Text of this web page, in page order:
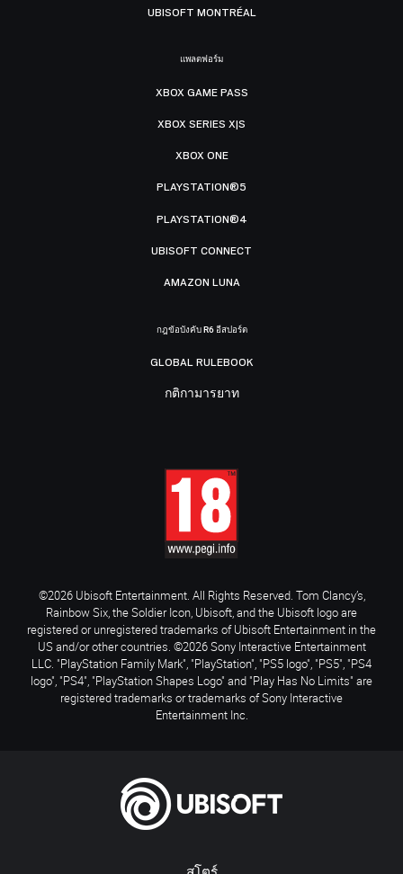
UBISOFT MONTRÉAL
แพลตฟอร์ม
XBOX GAME PASS
XBOX SERIES X|S
XBOX ONE
PLAYSTATION®5
PLAYSTATION®4
UBISOFT CONNECT
AMAZON LUNA
กฎข้อบังคับ R6 อีสปอร์ต
GLOBAL RULEBOOK
กติกามารยาท
©2026 Ubisoft Entertainment. All Rights Reserved. Tom Clancy’s,
Rainbow Six, the Soldier Icon, Ubisoft, and the Ubisoft logo are
registered or unregistered trademarks of Ubisoft Entertainment in the
US and/or other countries. ©2026 Sony Interactive Entertainment
LLC. "PlayStation Family Mark", "PlayStation", "PS5 logo", "PS5", "PS4
logo", "PS4", "PlayStation Shapes Logo" and "Play Has No Limits" are
registered trademarks or trademarks of Sony Interactive
Entertainment Inc.